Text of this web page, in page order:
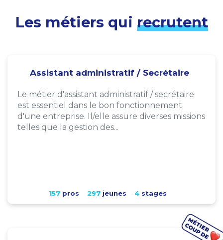
Les métiers qui recrutent
Assistant administratif / Secrétaire
Le métier d'assistant administratif / secrétaire
est essentiel dans le bon fonctionnement
d'une entreprise. Il/elle assure diverses missions
telles que la gestion des...
157pros 297jeunes 4stages